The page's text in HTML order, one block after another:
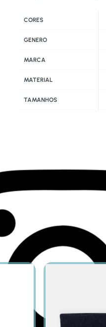
CORES
GENERO
MARCA
MATERIAL
TAMANHOS